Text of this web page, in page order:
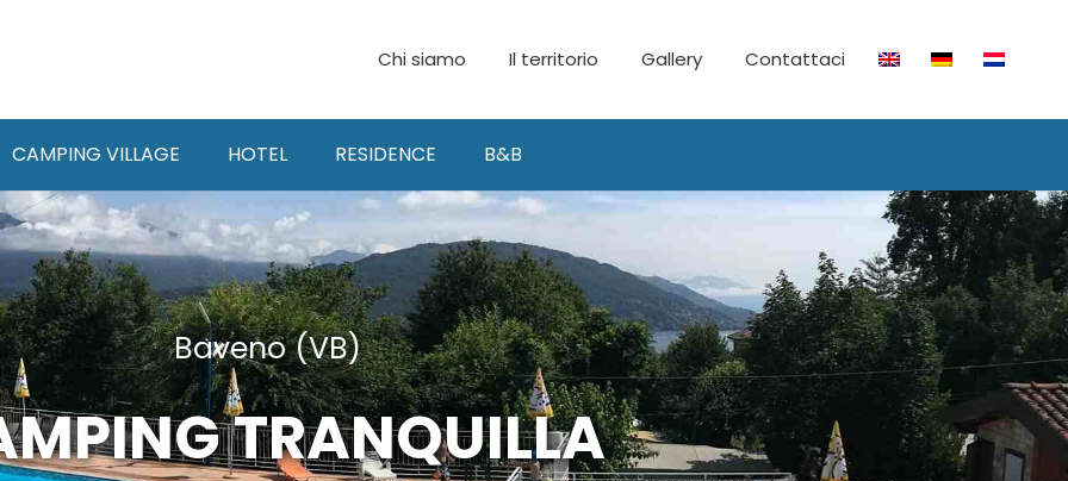
Chi siamo Il territorio Gallery Contattaci
CAMPING VILLAGE HOTEL RESIDENCE B&B
Baveno (VB)
TRANQUILLA